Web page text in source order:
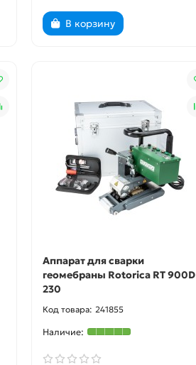
В корзину
Аппарат для сварки
геомебраны Rotorica RT 900D
230
241855